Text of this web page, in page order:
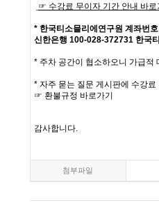
☞ 수강료 무이자 기간 안내 바로
* 한국티소믈리에연구원 계좌번호
신한은행 100-028-372731 한국
* 주차 공간이 협소하오니 가급적
* 자주 묻는 질문 게시판에 수강료
☞ 환불규정 바로가기
감사합니다.
첨부파일